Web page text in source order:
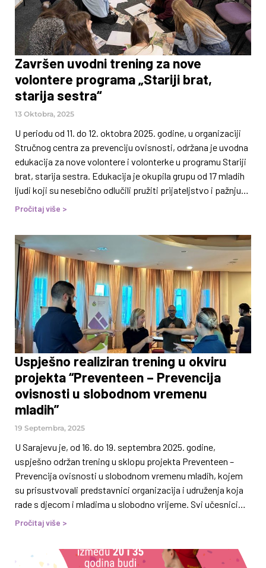
Završen uvodni trening za nove
volontere programa „Stariji brat,
starija sestra“
13 Oktobra, 2025
U periodu od 11. do 12. oktobra 2025. godine, u organizaciji
Stručnog centra za prevenciju ovisnosti, održana je uvodna
edukacija za nove volontere i volonterke u programu Stariji
brat, starija sestra. Edukacija je okupila grupu od 17 mladih
ljudi koji su nesebično odlučili pružiti prijateljstvo i pažnju
djeci u riziku odrastanja. Tokom dvodnevne edukacije,
mentorskog odnosa, važnosti emocionalne podrške i
izgradnje povjerenja, te s načinima kako kroz jednostavne
zajedničke aktivnosti — kao što su razgovor, šetnja, igra ili
pomoć u učenju — mogu
Pročitaj više >
Uspješno realiziran trening u okviru
projekta “Preventeen – Prevencija
ovisnosti u slobodnom vremenu
mladih”
19 Septembra, 2025
U Sarajevu je, od 16. do 19. septembra 2025. godine,
uspješno održan trening u sklopu projekta Preventeen –
Prevencija ovisnosti u slobodnom vremenu mladih, kojem
su prisustvovali predstavnici organizacija i udruženja koja
rade s djecom i mladima u slobodno vrijeme. Svi učesnici
imali su priliku produbiti svoja znanja o prevenciji ovisnosti
dana intenzivnih radionica i predavanja, obrađene su
različite teme – od naučno zasnovane prevencije,
Pročitaj više >